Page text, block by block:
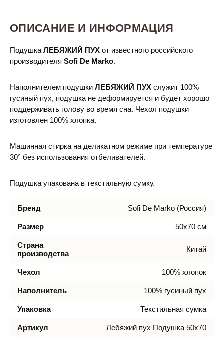
ОПИСАНИЕ И ИНФОРМАЦИЯ
Подушка ЛЕБЯЖИЙ ПУХ от известного российского
производителя Sofi De Marko.
Наполнителем подушки ЛЕБЯЖИЙ ПУХ служит 100%
гусиный пух, подушка не деформируется и будет хорошо
поддерживать голову во время сна. Чехол подушки
изготовлен 100% хлопка.
Машинная стирка на деликатном режиме при температуре
30° без использования отбеливателей.
Подушка упакована в текстильную сумку.
Бренд Sofi De Marko (Россия)
Размер 50х70 см
Страна
производства
Китай
Чехол 100% хлопок
Наполнитель 100% гусиный пух
Упаковка Текстильная сумка
Артикул Лебяжий пух Подушка 50х70